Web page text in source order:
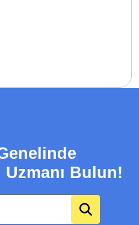
Bulun!